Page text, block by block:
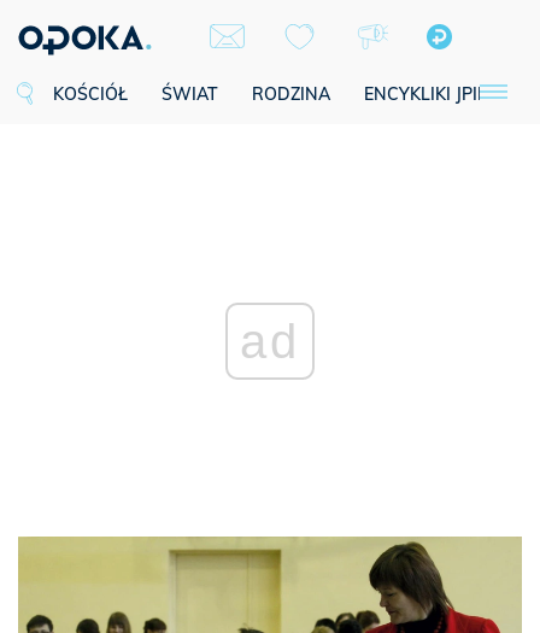
KOŚCIÓŁ ŚWIAT RODZINA ENCYKLIKI JPII
ad